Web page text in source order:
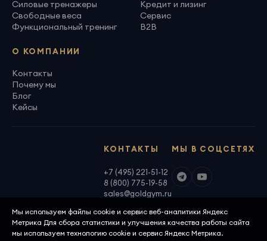
Силовые тренажеры
Свободные веса
Функциональный тренинг
Кредит и лизинг
Сервис
B2B
О КОМПАНИИ
Контакты
Почему мы
Блог
Кейсы
МЫ В СОЦСЕТЯХ
КОНТАКТЫ
+7 (495) 221-51-12
8 (800) 775-19-58
sales@goldgym.ru
Мы используем файлы cookie и сервис веб-аналитики Яндекс
Метрика Для сбора статистики и улучшения качества работы сайта
мы используем технологию cookie и сервис Яндекс Метрика.